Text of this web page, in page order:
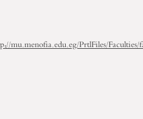
mu.menofia.edu.eg/PrtlFiles/